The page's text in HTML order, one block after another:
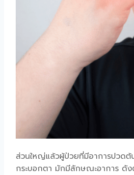
ส่วนใหญ่แล้วผู้ป่วยที่มีอาการปวด
กระบอกตา มักมีลักษณะอาการ ดัง